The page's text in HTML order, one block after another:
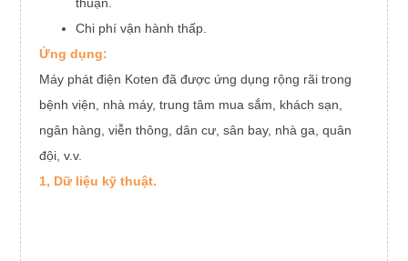
thuận.
Chi phí vận hành thấp.
Ứng dụng:
Máy phát điện Koten đã được ứng dụng rộng rãi trong
bệnh viện, nhà máy, trung tâm mua sắm, khách sạn,
ngân hàng, viễn thông, dân cư, sân bay, nhà ga, quân
đội, v.v.
1, Dữ liệu kỹ thuật.